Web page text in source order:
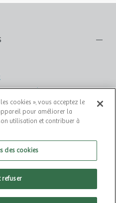
de Vente)
d’Utilisation)
produits
cookies », vous acceptez le
pour améliorer la
utilisation et contribuer à
des cookies
refuser